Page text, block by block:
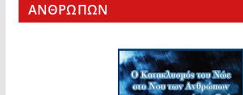
ΑΝΘΡΩΠΩΝ